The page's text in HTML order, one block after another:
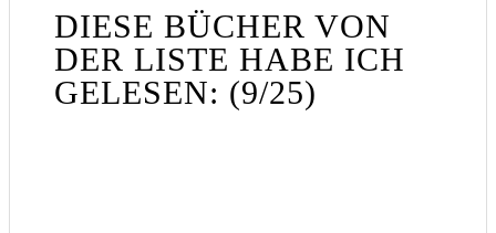
DIESE BÜCHER VON
DER LISTE HABE ICH
GELESEN: (9/25)